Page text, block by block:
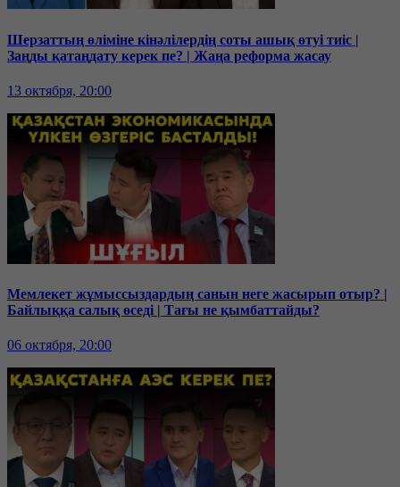
Шерзаттың өліміне кінәлілердің соты ашық өтуі тиіс |
Заңды қатаңдату керек пе? | Жаңа реформа жасау
13 октября, 20:00
Мемлекет жұмыссыздардың санын неге жасырып отыр? |
Байлыққа салық өседі | Тағы не қымбаттайды?
06 октября, 20:00